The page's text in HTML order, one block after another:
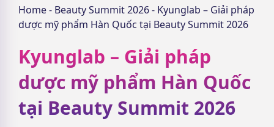
Home- Beauty Summit 2026- Kyunglab – Giải pháp
dược mỹ phẩm Hàn Quốc tại Beauty Summit 2026
Kyunglab – Giải pháp
dược mỹ phẩm Hàn Quốc
tại Beauty Summit 2026